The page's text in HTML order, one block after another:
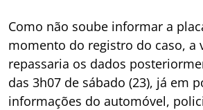
Como não soube informar a
momento do registro do caso, a
repassaria os dados
das 3h07 de sábado (23), já em
informações do automóvel,